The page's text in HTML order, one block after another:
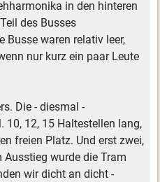
in den hinteren
des Busses
Busse waren relativ leer,
nur kurz ein paar Leute
Die - diesmal -
12, 15 Haltestellen lang,
freien Platz. Und erst zwei,
wurde die Tram
wir dicht an dicht -